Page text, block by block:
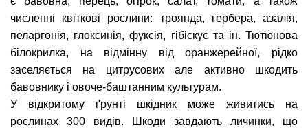
численні квіткові рослини: троянда, гербера, азалія,
пеларгонія, глоксинія, фуксія, гібіскус та ін. Тютюнова
білокрилка, на відмінну від оранжерейної, рідко
заселяється на цитрусових але активно шкодить
бавовнику і овоче-баштанним культурам.
У відкритому ґрунті шкідник може живитись на
рослинах 300 видів. Шкоди завдають личинки, що